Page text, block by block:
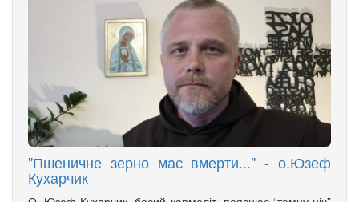
"Пшеничне зерно має вмерти..." - о.Юзеф
Кухарчик